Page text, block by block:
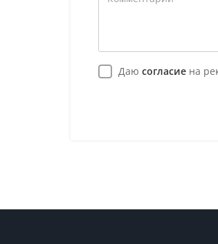
Даю согласие на